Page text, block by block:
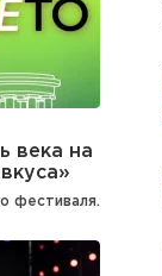
века на
фестиваля.